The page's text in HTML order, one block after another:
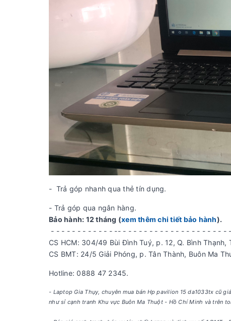
- Trả góp nhanh qua thẻ tín dụng.
- Trả góp qua ngân hàng.
Bảo hành: 12 tháng (xem thêm chi tiết bảo hành).
- - - - - - - - - - - - -- - - - - - - - - - - - - - - - - - - - -
CS HCM: 304/49 Bùi Đình Tuý, p. 12, Q. Bình Thạnh,
CS BMT: 24/5 Giải Phóng, p. Tân Thành, Buôn Ma
Hotline: 0888 47 2345.
- Laptop Gia Thụy, chuyên mua bán Hp pavilion 15 da1033tx cũ
như sỉ cạnh tranh Khu vực Buôn Ma Thuột - Hồ Chí Minh và trên